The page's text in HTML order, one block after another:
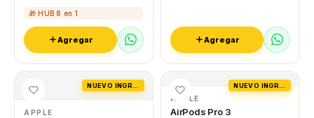
🎁 HUB 8 en 1
Agregar Agregar
APPLE
APPLE
AirPods Pro 3